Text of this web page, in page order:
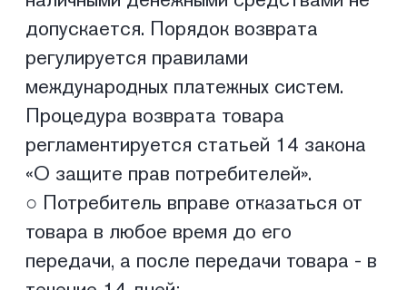
регламентируется статьей 14 закона
«О защите прав потребителей».
○ Потребитель вправе отказаться от
товара в любое время до его
передачи, а после передачи товара - в
течение 14 дней;
качества возможен в случае, если
сохранены его товарный вид,
потребительские свойства, а также
документ, подтверждающий факт и
условия покупки указанного товара;
○ Потребитель не вправе отказаться
от товара надлежащего качества,